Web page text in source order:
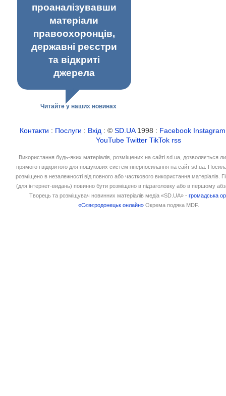
проаналізувавши
матеріали
правоохоронців,
державні реєстри
та відкриті
джерела
Читайте у наших новинах
Контакти : Послуги : Вхід : ©SD.UA1998 : Facebook Instagram
YouTube Twitter TikTok rss
Використання будь-яких матеріалів, розміщених на сайті sd.ua, дозволяється
прямого і відкритого для пошукових систем гіперпосилання на сайт sd.ua.
розміщено в незалежності від повного або часткового використання матеріалів.
(для інтернет-видань) повинно бути розміщено в підзаголовку або в першому
Творець та розміщувач новинних матеріалів медіа «SD.UA» -громадська
«Сєвєродонецьк онлайн» Окрема подяка MDF.